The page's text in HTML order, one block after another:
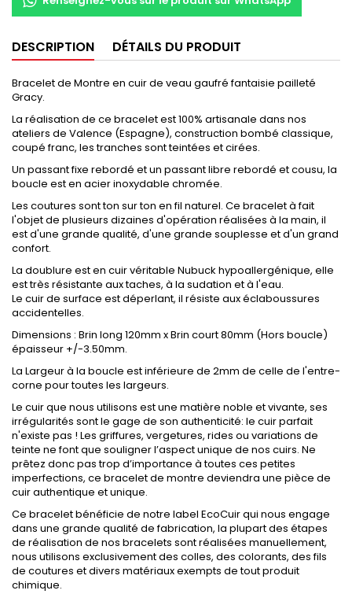
DESCRIPTION DÉTAILS DU PRODUIT
Bracelet de Montre en cuir de veau gaufré fantaisie pailleté
Gracy.
La réalisation de ce bracelet est 100% artisanale dans nos
ateliers de Valence (Espagne), construction bombé classique,
coupé franc, les tranches sont teintées et cirées.
Un passant fixe rebordé et un passant libre rebordé et cousu, la
boucle est en acier inoxydable chromée.
Les coutures sont ton sur ton en fil naturel. Ce bracelet à fait
l'objet de plusieurs dizaines d'opération réalisées à la main, il
est d'une grande qualité, d'une grande souplesse et d'un grand
confort.
La doublure est en cuir véritable Nubuck hypoallergénique, elle
est très résistante aux taches, à la sudation et à l'eau.
Le cuir de surface est déperlant, il résiste aux éclaboussures
accidentelles.
Dimensions : Brin long 120mm x Brin court 80mm (Hors boucle)
épaisseur +/-3.50mm.
La Largeur à la boucle est inférieure de 2mm de celle de l'entre-
corne pour toutes les largeurs.
Le cuir que nous utilisons est une matière noble et vivante, ses
irrégularités sont le gage de son authenticité: le cuir parfait
n'existe pas ! Les griffures, vergetures, rides ou variations de
teinte ne font que souligner l’aspect unique de nos cuirs. Ne
prêtez donc pas trop d’importance à toutes ces petites
imperfections, ce bracelet de montre deviendra une pièce de
cuir authentique et unique.
Ce bracelet bénéficie de notre label EcoCuir qui nous engage
dans une grande qualité de fabrication, la plupart des étapes
de réalisation de nos bracelets sont réalisées manuellement,
nous utilisons exclusivement des colles, des colorants, des fils
de coutures et divers matériaux exempts de tout produit
chimique.